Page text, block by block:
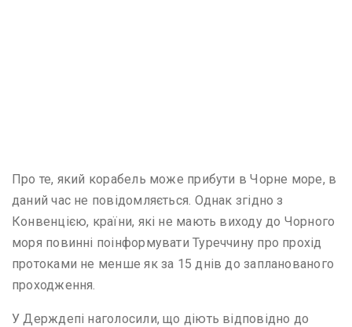
Про те, який корабель може прибути в Чорне море, в
даний час не повідомляється. Однак згідно з
Конвенцією, країни, які не мають виходу до Чорного
моря повинні поінформувати Туреччину про прохід
протоками не менше як за 15 днів до запланованого
проходження.
У Держдепі наголосили, що діють відповідно до